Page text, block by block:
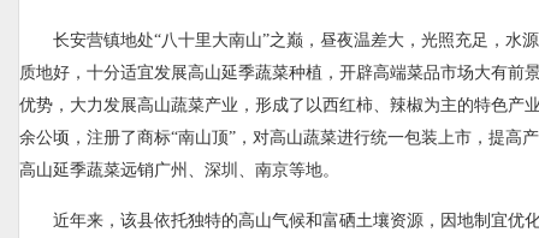
长安营镇地处“八十里大南山”之巅，昼夜温差大，光照充足，水
质地好，十分适宜发展高山延季蔬菜种植，开辟高端菜品市场大有前
优势，大力发展高山蔬菜产业，形成了以西红柿、辣椒为主的特色产
余公顷，注册了商标“南山顶”，对高山蔬菜进行统一包装上市，提高
高山延季蔬菜远销广州、深圳、南京等地。
近年来，该县依托独特的高山气候和富硒土壤资源，因地制宜优